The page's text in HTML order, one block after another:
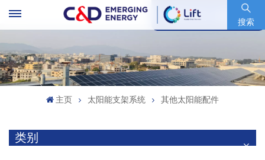
搜索
股票代码 : 600153.SH
主页 太阳能支架系统 其他太阳能配件
类别